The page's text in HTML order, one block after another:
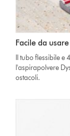
Facile da
Il tubo flessibile
l'aspirapolvere
ostacoli.